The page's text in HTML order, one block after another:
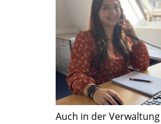
Auch in der